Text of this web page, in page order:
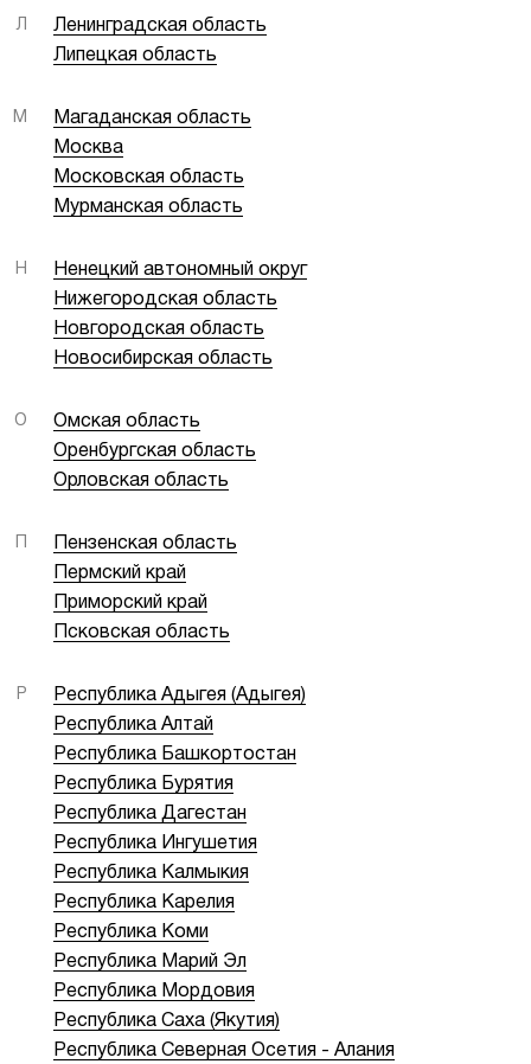
Л
Ленинградская область
Липецкая область
М
Магаданская область
Москва
Московская область
Мурманская область
Н
Ненецкий автономный округ
Нижегородская область
Новгородская область
Новосибирская область
О
Омская область
Оренбургская область
Орловская область
Пензенская область
Пермский край
Приморский край
Псковская область
Р
Республика Адыгея (Адыгея)
Республика Алтай
Республика Башкортостан
Республика Бурятия
Республика Дагестан
Республика Ингушетия
Республика Калмыкия
Республика Карелия
Республика Коми
Республика Марий Эл
Республика Мордовия
Республика Саха (Якутия)
Республика Северная Осетия - Алания